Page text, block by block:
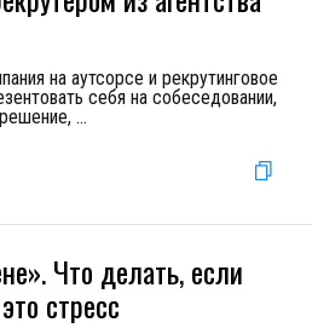
на аутсорсе и рекрутинговое
себя на собеседовании,
...
Что делать, если
стресс